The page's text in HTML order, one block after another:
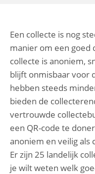
Een collecte is nog
manier om een goed
collecte is anoniem,
blijft onmisbaar voor
hebben steeds
bieden de
vertrouwde
een QR-code te
anoniem en veilig als
Er zijn 25 landelijk
je wilt weten welk